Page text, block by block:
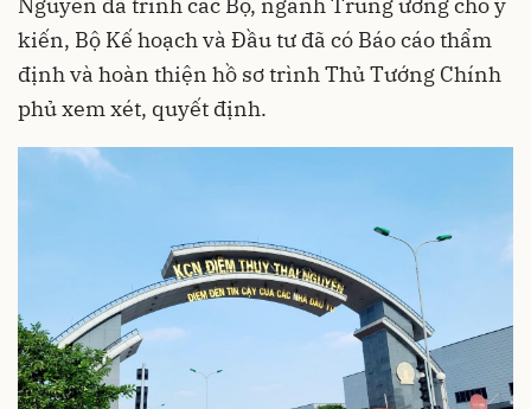
kiến, Bộ Kế hoạch và Đầu tư đã có Báo cáo thẩm
định và hoàn thiện hồ sơ trình Thủ Tướng Chính
phủ xem xét, quyết định.